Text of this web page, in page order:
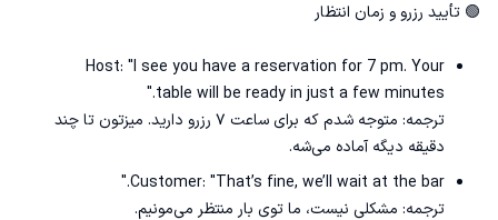
🟢 تأیید رزرو و زمان انتظار
Host: "I see you have a reservation for 7 pm. Your
table will be ready in just a few minutes."
ترجمه: متوجه شدم که برای ساعت ۷ رزرو دارید. میزتون تا چند
دقیقه دیگه آماده می‌شه.
Customer: "That’s fine, we’ll wait at the bar."
ترجمه: مشکلی نیست، ما توی بار منتظر می‌مونیم.